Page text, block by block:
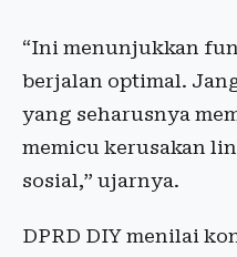
“Ini menunjukkan
berjalan optimal.
yang seharusnya
memicu kerusakan
sosial,” ujarnya.
DPRD DIY menilai